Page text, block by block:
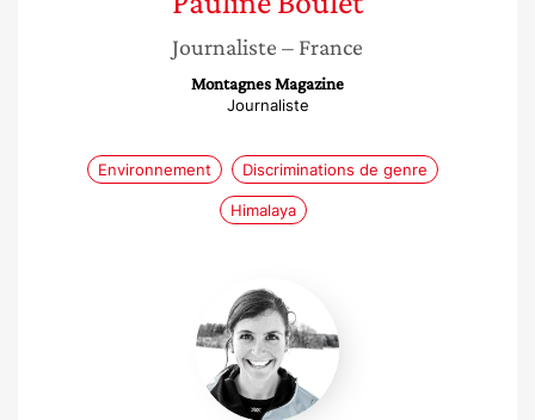
Journaliste – France
Montagnes Magazine
Journaliste
Environnement Discriminations de genre
Himalaya
Tanya
Naville